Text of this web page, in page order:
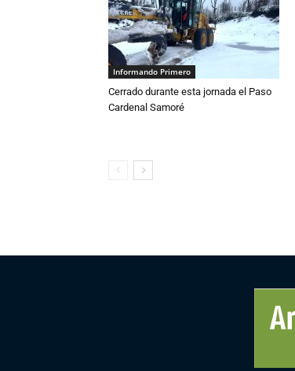
Informando Primero
Cerrado durante esta jornada el Paso
Cardenal Samoré